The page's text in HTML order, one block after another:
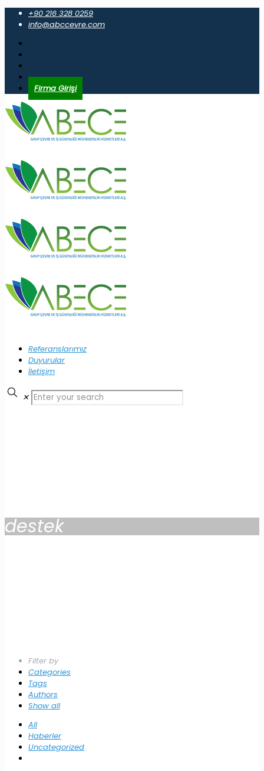
+90 216 328 0259
info@abccevre.com
Firma Girişi
Referanslarımız
Duyurular
İletişim
✕
destek
Filter by
Categories
Tags
Authors
Show all
All
Haberler
Uncategorized